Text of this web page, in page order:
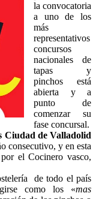
la convocatoria
a uno de los
más
representativos
concursos
nacionales de
tapas y
pinchos está
abierta y a
punto de
comenzar su
fase concursal.
Ciudad de Valladolid
consecutivo, y en esta
el Cocinero vasco,
de todo el país
como los «mas